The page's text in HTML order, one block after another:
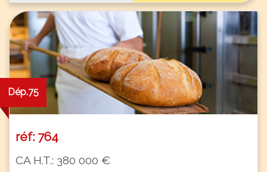
Dép.75
réf: 764
CA H.T.: 380 000 €